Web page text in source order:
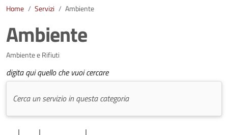
Home / Servizi / Ambiente
Ambiente
Ambiente e Rifiuti
digita qui quello che vuoi cercare